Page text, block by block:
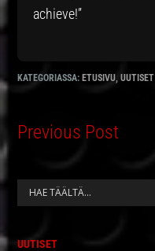
achieve!”
KATEGORIASSA:ETUSIVU ,UUTISET
Previous Post
ENSISIJAINEN
UUTISET